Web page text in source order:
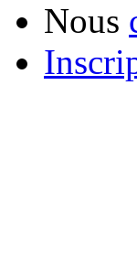
Nous